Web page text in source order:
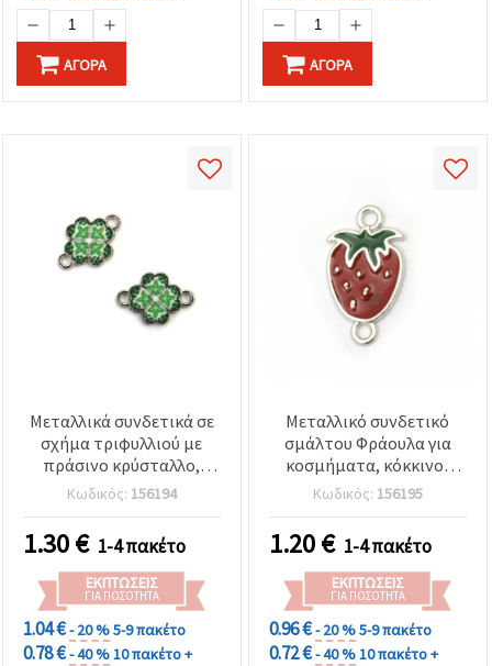
ΑΓΟΡΆ ΑΓΟΡΆ
Μεταλλικά συνδετικά σε
σχήμα τριφυλλιού με
πράσινο κρύσταλλο,
ασημί χρώμα, 15x10x2
mm, συσκευασία 5 τεμ.,
για κατασκευή
κοσμημάτων &
διακοσμήσεις
Κωδικός: 156194
1.30€ 1-4 πακέτο
ΕΚΠΤΏΣΕΙΣ
ΓΙΑ ΠΟΣΌΤΗΤΑ
1.04 €- 20 %5-9 πακέτο
0.78 €- 40 %10 πακέτο +
Μεταλλικό συνδετικό
σμάλτου Φράουλα για
κοσμήματα, κόκκινο/
πράσινο, ασημί χρώμα,
20x11,5x1,5 mm, δύο
θηλιές 2 mm – Σετ 5 τεμ.
Κωδικός: 156195
1.20€ 1-4 πακέτο
ΕΚΠΤΏΣΕΙΣ
ΓΙΑ ΠΟΣΌΤΗΤΑ
0.96 €- 20 %5-9 πακέτο
0.72 €- 40 %10 πακέτο +